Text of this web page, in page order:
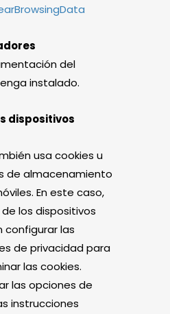
del
instalado.
dispositivos
usa cookies u
de almacenamiento
En este caso,
los dispositivos
configurar las
de privacidad para
las cookies.
las opciones de
instrucciones